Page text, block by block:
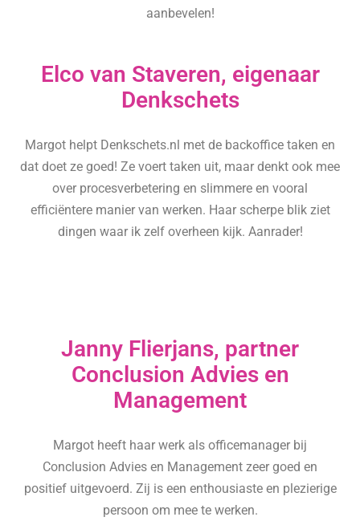
aanbevelen!
Elco van Staveren, eigenaar
Denkschets
Margot helpt Denkschets.nl met de backoffice taken en
dat doet ze goed! Ze voert taken uit, maar denkt ook mee
over procesverbetering en slimmere en vooral
efficiëntere manier van werken. Haar scherpe blik ziet
dingen waar ik zelf overheen kijk. Aanrader!
Janny Flierjans, partner
Conclusion Advies en
Management
Margot heeft haar werk als officemanager bij
Conclusion Advies en Management zeer goed en
positief uitgevoerd. Zij is een enthousiaste en plezierige
persoon om mee te werken.